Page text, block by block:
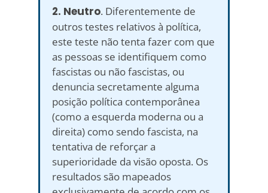
2. Neutro. Diferentemente de
outros testes relativos à política,
este teste não tenta fazer com que
as pessoas se identifiquem como
fascistas ou não fascistas, ou
denuncia secretamente alguma
posição política contemporânea
(como a esquerda moderna ou a
direita) como sendo fascista, na
tentativa de reforçar a
superioridade da visão oposta. Os
resultados são mapeados